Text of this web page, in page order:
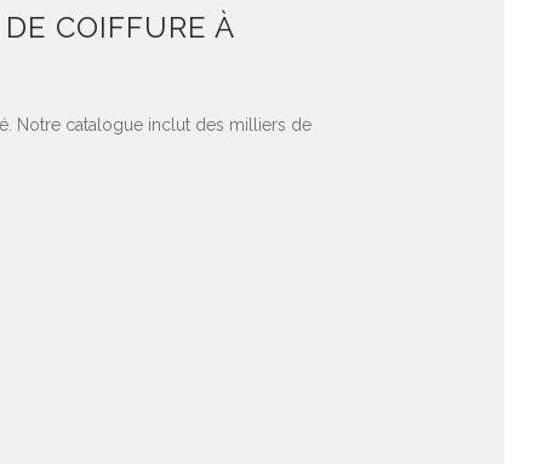
COIFFURE À
Notre catalogue inclut des milliers de